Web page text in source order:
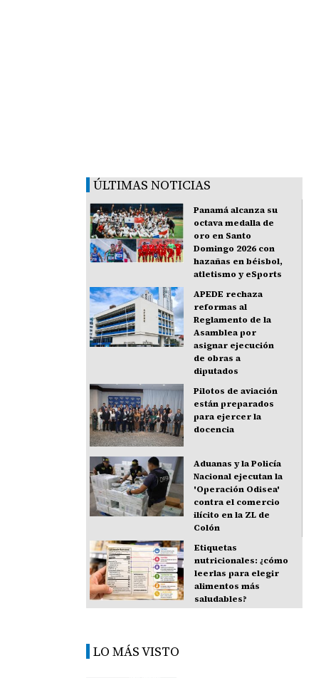
ÚLTIMAS NOTICIAS
Panamá alcanza su
octava medalla de
oro en Santo
Domingo 2026 con
hazañas en béisbol,
atletismo y eSports
APEDE rechaza
reformas al
Reglamento de la
Asamblea por
asignar ejecución
de obras a
diputados
Pilotos de aviación
están preparados
para ejercer la
docencia
Aduanas y la Policía
Nacional ejecutan la
'Operación Odisea'
contra el comercio
ilícito en la ZL de
Colón
Etiquetas
nutricionales: ¿cómo
leerlas para elegir
alimentos más
saludables?
LO MÁS VISTO